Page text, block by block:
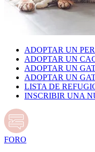
ADOPTAR UN
ADOPTAR UN
ADOPTAR UN
ADOPTAR UN
LISTA DE
INSCRIBIR UNA
FORO